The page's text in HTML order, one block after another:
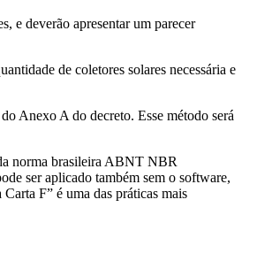
e deverão apresentar um parecer
de coletores solares necessária e
Anexo A do decreto. Esse método será
norma brasileira ABNT NBR
ser aplicado também sem o software,
F” é uma das práticas mais